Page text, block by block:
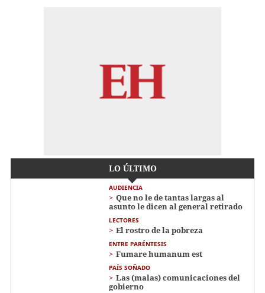
LO ÚLTIMO
AUDIENCIA
Que no le de tantas largas al
asunto le dicen al general retirado
LECTORES
El rostro de la pobreza
ENTRE PARÉNTESIS
Fumare humanum est
PAÍS SOÑADO
Las (malas) comunicaciones del
gobierno